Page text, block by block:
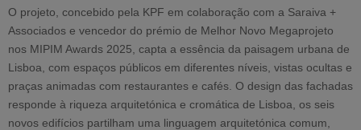
O projeto, concebido pela KPF em colaboração com a Saraiva +
Associados e vencedor do prémio de Melhor Novo Megaprojeto
nos MIPIM Awards 2025, capta a essência da paisagem urbana de
Lisboa, com espaços públicos em diferentes níveis, vistas ocultas e
praças animadas com restaurantes e cafés. O design das fachadas
responde à riqueza arquitetónica e cromática de Lisboa, os seis
novos edifícios partilham uma linguagem arquitetónica comum,